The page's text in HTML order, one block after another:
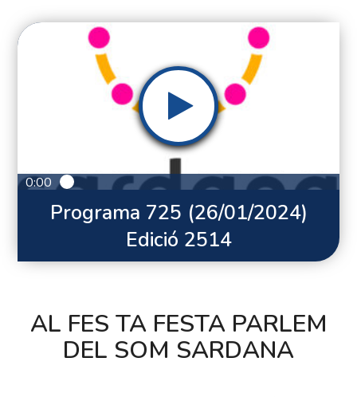
0:00
Programa 725 (26/01/2024)
Edició 2514
AL FES TA FESTA PARLEM
DEL SOM SARDANA